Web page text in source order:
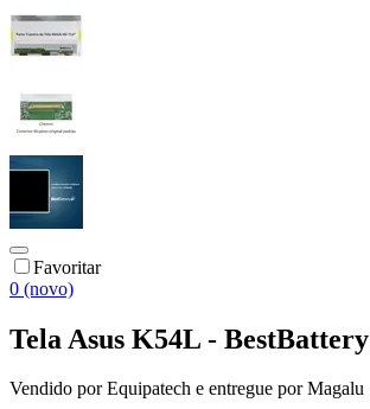
Favoritar
0 (novo)
Tela Asus K54L - BestBattery
Vendido porEquipatech e entregue por Magalu